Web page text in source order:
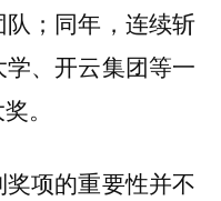
；同年，连续斩
、开云集团等一
。
项的重要性并不